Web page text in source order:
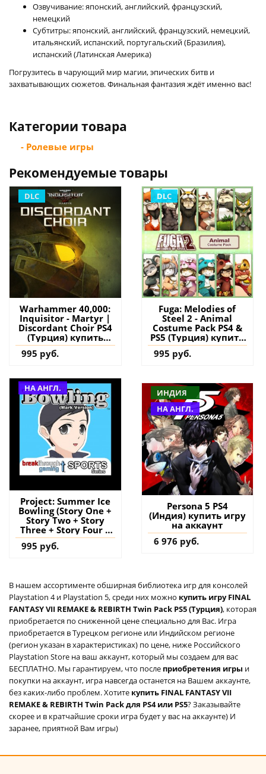
Озвучивание: японский, английский, французский,
немецкий
Субтитры: японский, английский, французский, немецкий,
итальянский, испанский, португальский (Бразилия),
испанский (Латинская Америка)
Погрузитесь в чарующий мир магии, эпических битв и
захватывающих сюжетов. Финальная фантазия ждёт именно вас!
Категории товара
- Ролевые игры
Рекомендуемые товары
DLC
Warhammer 40,000:
Inquisitor - Martyr |
Discordant Choir PS4
(Турция) купить
дополнение на
аккаунт
995 руб.
DLC
Fuga: Melodies of
Steel 2 - Animal
Costume Pack PS4 &
PS5 (Турция) купить
дополнение на
аккаунт
995 руб.
НА АНГЛ.
Project: Summer Ice
Bowling (Story One +
Story Two + Story
Three + Story Four +
Story Five + Welcome
Mark's Story in the
купить игру на
аккаунт
995 руб.
ИНДИЯ
НА АНГЛ.
Persona 5 PS4
(Индия) купить игру
на аккаунт
6 976 руб.
В нашем ассортименте обширная библиотека игр для консолей
Playstation 4 и Playstation 5, среди них можно купить игру FINAL
FANTASY VII REMAKE & REBIRTH Twin Pack PS5 (Турция), которая
приобретается по сниженной цене специально для Вас. Игра
приобретается в Турецком регионе или Индийском регионе
(регион указан в характеристиках) по цене, ниже Российского
Playstation Store на ваш аккаунт, который мы создаем для вас
БЕСПЛАТНО. Мы гарантируем, что после приобретения игры и
покупки на аккаунт, игра навсегда останется на Вашем аккаунте,
без каких-либо проблем. Хотите купить FINAL FANTASY VII
REMAKE & REBIRTH Twin Pack для PS4 или PS5? Заказывайте
скорее и в кратчайшие сроки игра будет у вас на аккаунте) И
заранее, приятной Вам игры)